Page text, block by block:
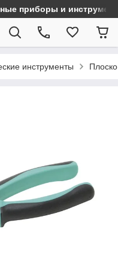
приборы и
инструменты